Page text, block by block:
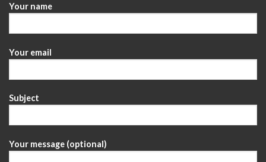
Your name
Your email
Subject
Your message (optional)